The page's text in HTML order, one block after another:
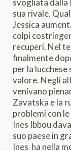
svogliata dalla
sua rivale.
Jessica
colpi
recuperi. Nel
finalmente
per la
valore. Negli
venivano
Zavatska e la
problemi con
Ines Ibbou
suo paese in
Ines ha nella